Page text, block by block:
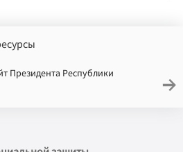
Президента Республики